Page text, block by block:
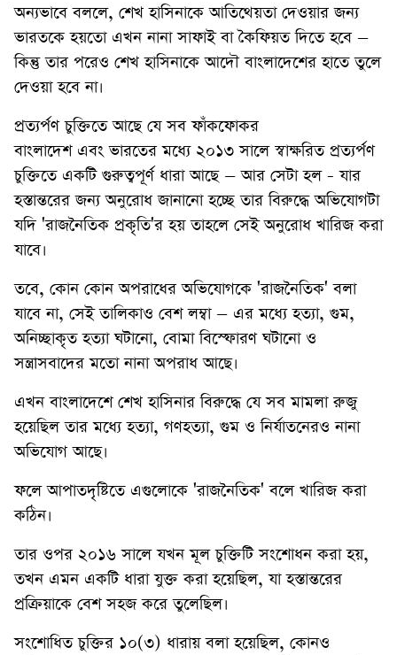
অন্যভাবে বললে, শেখ হাসিনাকে আতিথেয়তা দেওয়ার জন্য
ভারতকে হয়তো এখন নানা সাফাই বা কৈফিয়ত দিতে হবে –
কিন্তু তার পরেও শেখ হাসিনাকে আদৌ বাংলাদেশের হাতে তুলে
দেওয়া হবে না।
প্রত্যর্পণ চুক্তিতে আছে যে সব ফাঁকফোকর
বাংলাদেশ এবং ভারতের মধ্যে ২০১৩ সালে স্বাক্ষরিত প্রত্যর্পণ
চুক্তিতে একটি গুরুত্বপূর্ণ ধারা আছে – আর সেটা হল - যার
হস্তান্তরের জন্য অনুরোধ জানানো হচ্ছে তার বিরুদ্ধে অভিযোগটা
যদি 'রাজনৈতিক প্রকৃতি'র হয় তাহলে সেই অনুরোধ খারিজ করা
যাবে।
তবে, কোন কোন অপরাধের অভিযোগকে 'রাজনৈতিক' বলা
যাবে না, সেই তালিকাও বেশ লম্বা – এর মধ্যে হত্যা, গুম,
অনিচ্ছাকৃত হত্যা ঘটানো, বোমা বিস্ফোরণ ঘটানো ও
সন্ত্রাসবাদের মতো নানা অপরাধ আছে।
এখন বাংলাদেশে শেখ হাসিনার বিরুদ্ধে যে সব মামলা রুজু
হয়েছিল তার মধ্যে হত্যা, গণহত্যা, গুম ও নির্যাতনেরও নানা
অভিযোগ আছে।
ফলে আপাতদৃষ্টিতে এগুলোকে 'রাজনৈতিক' বলে খারিজ করা
কঠিন।
তার ওপর ২০১৬ সালে যখন মূল চুক্তিটি সংশোধন করা হয়,
তখন এমন একটি ধারা যুক্ত করা হয়েছিল, যা হস্তান্তরের
প্রক্রিয়াকে বেশ সহজ করে তুলেছিল।
সংশোধিত চুক্তির ১০(৩) ধারায় বলা হয়েছিল, কোনও